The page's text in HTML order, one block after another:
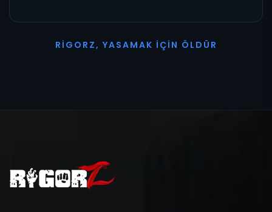
R I G O R Z, YASAMAK İ ÇI N Ö L D Ü R